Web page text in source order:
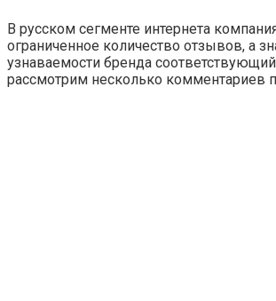
В русском сегменте интернета
ограниченное количество отзывов, а
узнаваемости бренда
рассмотрим несколько комментариев